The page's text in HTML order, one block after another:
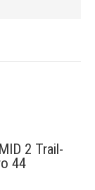
2 Trail-
44